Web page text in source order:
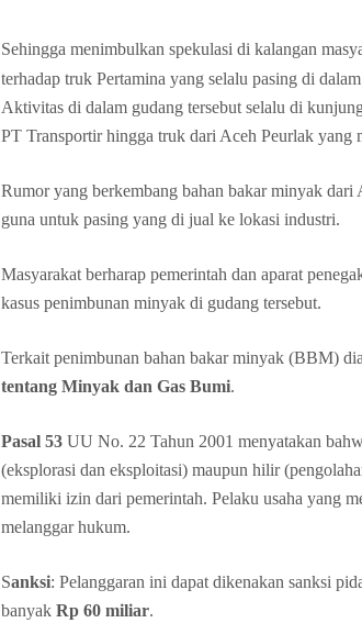
Sehingga menimbulkan spekulasi di kalangan
terhadap truk Pertamina yang selalu pasing di
Aktivitas di dalam gudang tersebut selalu di
PT Transportir hingga truk dari Aceh Peurlak yang
Rumor yang berkembang bahan bakar minyak
guna untuk pasing yang di jual ke lokasi industri.
Masyarakat berharap pemerintah dan aparat
kasus penimbunan minyak di gudang tersebut.
Terkait penimbunan bahan bakar minyak (BBM)
tentang Minyak dan Gas Bumi.
Pasal 53 UU No. 22 Tahun 2001 menyatakan
(eksplorasi dan eksploitasi) maupun hilir
memiliki izin dari pemerintah. Pelaku usaha yang
melanggar hukum.
Sanksi: Pelanggaran ini dapat dikenakan sanksi
banyak Rp 60 miliar.